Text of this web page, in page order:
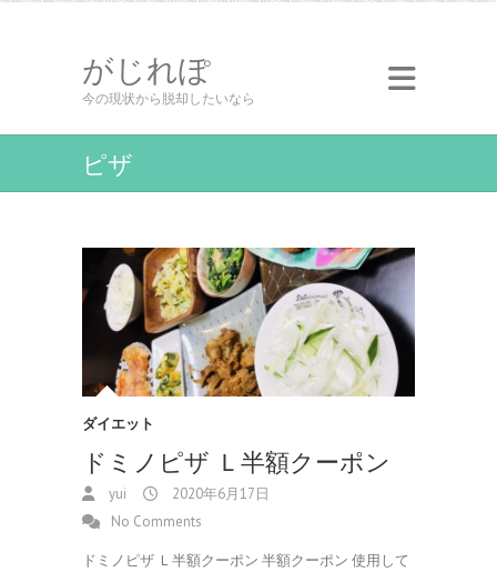
がじれぽ
今の現状から脱却したいなら
ピザ
ダイエット
ドミノピザ Ｌ半額クーポン
yui
2020年6月17日
No Comments
ドミノピザ Ｌ半額クーポン 半額クーポン 使用して